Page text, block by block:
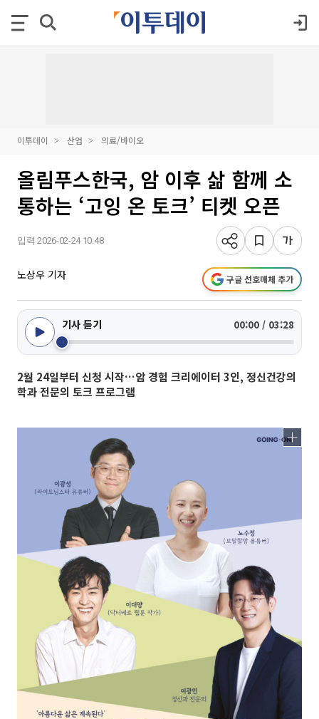
이투데이 산업 의료/바이오
올림푸스한국, 암 이후 삶 함께 소
통하는 ‘고잉 온 토크’ 티켓 오픈
입력 2026-02-24 10:48
노상우 기자 구글 선호매체 추가
기사 듣기 00:00 / 03:28
2월 24일부터 신청 시작…암 경험 크리에이터 3인, 정신건강의
학과 전문의 토크 프로그램